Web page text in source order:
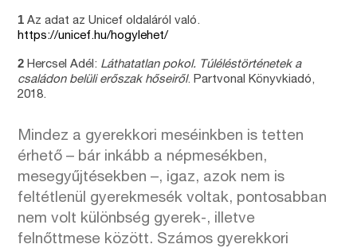
1 Az adat az Unicef oldaláról való.
https://unicef.hu/hogylehet/
2 Hercsel Adél: Láthatatlan pokol. Túléléstörténetek a
családon belüli erőszak hőseiről. Partvonal Könyvkiadó,
2018.
Mindez a gyerekkori meséinkben is tetten
érhető – bár inkább a népmesékben,
mesegyűjtésekben –, igaz, azok nem is
feltétlenül gyerekmesék voltak, pontosabban
nem volt különbség gyerek-, illetve
felnőttmese között. Számos gyerekkori